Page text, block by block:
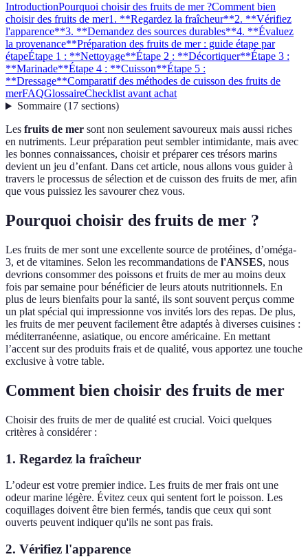
IntroductionPourquoi choisir des fruits de mer ?Comment bien
choisir des fruits de mer1. **Regardez la fraîcheur**2. **Vérifiez
l'apparence**3. **Demandez des sources durables**4. **Évaluez
la provenance**Préparation des fruits de mer : guide étape par
étapeÉtape 1 : **Nettoyage**Étape 2 : **Décortiquer**Étape 3 :
**Marinade**Étape 4 : **Cuisson**Étape 5 :
**Dressage**Comparatif des méthodes de cuisson des fruits de
merFAQGlossaireChecklist avant achat
Sommaire(17 sections)
Les fruits de mer sont non seulement savoureux mais aussi riches
en nutriments. Leur préparation peut sembler intimidante, mais avec
les bonnes connaissances, choisir et préparer ces trésors marins
devient un jeu d’enfant. Dans cet article, nous allons vous guider à
travers le processus de sélection et de cuisson des fruits de mer, afin
que vous puissiez les savourer chez vous.
Pourquoi choisir des fruits de mer ?
Les fruits de mer sont une excellente source de protéines, d’oméga-
3, et de vitamines. Selon les recommandations de l'ANSES, nous
devrions consommer des poissons et fruits de mer au moins deux
fois par semaine pour bénéficier de leurs atouts nutritionnels. En
plus de leurs bienfaits pour la santé, ils sont souvent perçus comme
un plat spécial qui impressionne vos invités lors des repas. De plus,
les fruits de mer peuvent facilement être adaptés à diverses cuisines :
méditerranéenne, asiatique, ou encore américaine. En mettant
l’accent sur des produits frais et de qualité, vous apportez une touche
exclusive à votre table.
Comment bien choisir des fruits de mer
Choisir des fruits de mer de qualité est crucial. Voici quelques
critères à considérer :
1. Regardez la fraîcheur
L’odeur est votre premier indice. Les fruits de mer frais ont une
odeur marine légère. Évitez ceux qui sentent fort le poisson. Les
coquillages doivent être bien fermés, tandis que ceux qui sont
ouverts peuvent indiquer qu'ils ne sont pas frais.
2. Vérifiez l'apparence